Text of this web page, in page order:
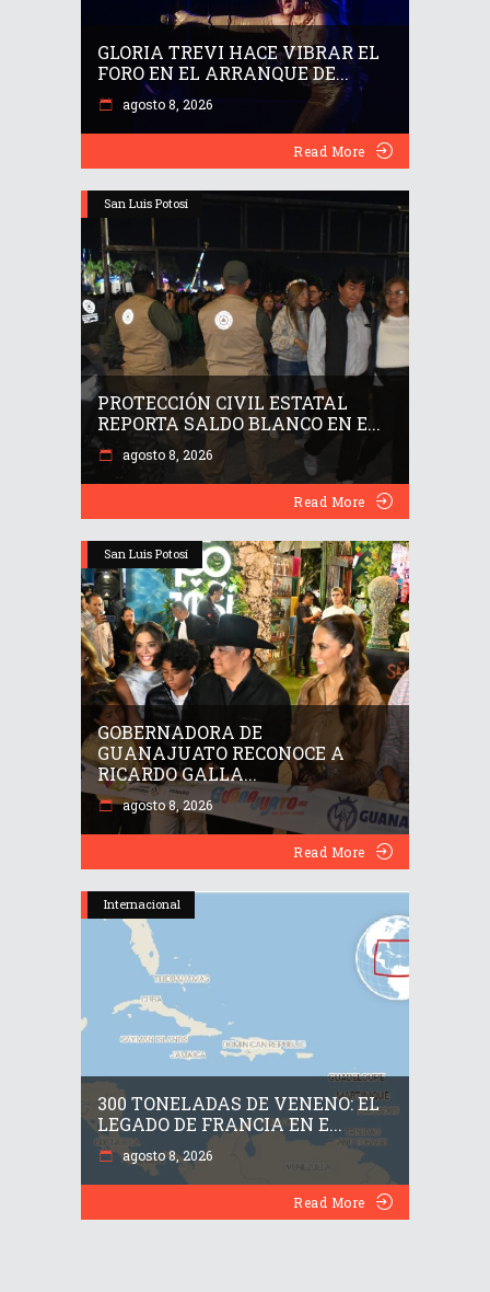
GLORIA TREVI HACE VIBRAR EL
FORO EN EL ARRANQUE DE...
agosto 8, 2026
Read More
San Luis Potosí
PROTECCIÓN CIVIL ESTATAL
REPORTA SALDO BLANCO EN E...
agosto 8, 2026
Read More
San Luis Potosí
GOBERNADORA DE
GUANAJUATO RECONOCE A
RICARDO GALLA...
agosto 8, 2026
Read More
Internacional
300 TONELADAS DE VENENO: EL
LEGADO DE FRANCIA EN E...
agosto 8, 2026
Read More